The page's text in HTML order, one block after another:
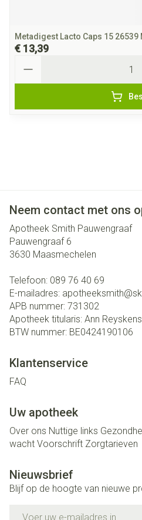
Metadigest Lacto Caps 15 26539
€ 13,39
Neem contact met ons
Apotheek Smith Pauwengraaf
Pauwengraaf 6
3630 Maasmechelen
Telefoon: 089 76 40 69
E-mailadres: apotheeksmith@
APB nummer: 731302
Apotheek titularis: Ann Reyskens
BTW nummer: BE0424190106
Klantenservice
FAQ
Uw apotheek
Over ons Nuttige links
wacht Voorschrift Zorgtarieven
Nieuwsbrief
Blijf op de hoogte van nieuwe